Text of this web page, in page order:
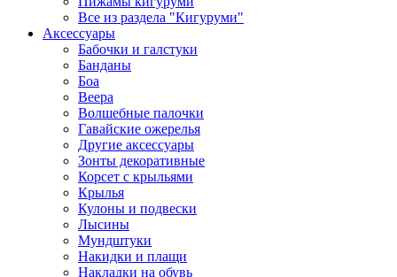
Все из раздела "Кигуруми"
Аксессуары
Бабочки и галстуки
Банданы
Боа
Веера
Волшебные палочки
Гавайские ожерелья
Другие аксессуары
Зонты декоративные
Корсет с крыльями
Крылья
Кулоны и подвески
Лысины
Мундштуки
Накидки и плащи
Накладки на обувь